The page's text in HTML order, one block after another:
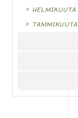
HELMIKUUTA
TAMMIKUUTA